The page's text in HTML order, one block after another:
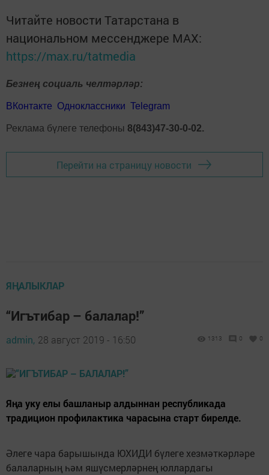
Читайте новости Татарстана в
национальном мессенджере MАХ:
https://max.ru/tatmedia
Безнең социаль челтәрләр:
ВКонтакте Одноклассники Telegram
Реклама бүлеге телефоны 8(843)47-30-0-02.
Перейти на страницу новости
ЯҢАЛЫКЛАР
“Игътибар – балалар!”
admin, 28 август 2019 - 16:50 1313 0 0
Яңа уку елы башланыр алдыннан республикада
традицион профилактика чарасына старт бирелде.
Әлеге чара барышында ЮХИДИ бүлеге хезмәткәрләре
балаларның һәм яшүсмерләрнең юллардагы